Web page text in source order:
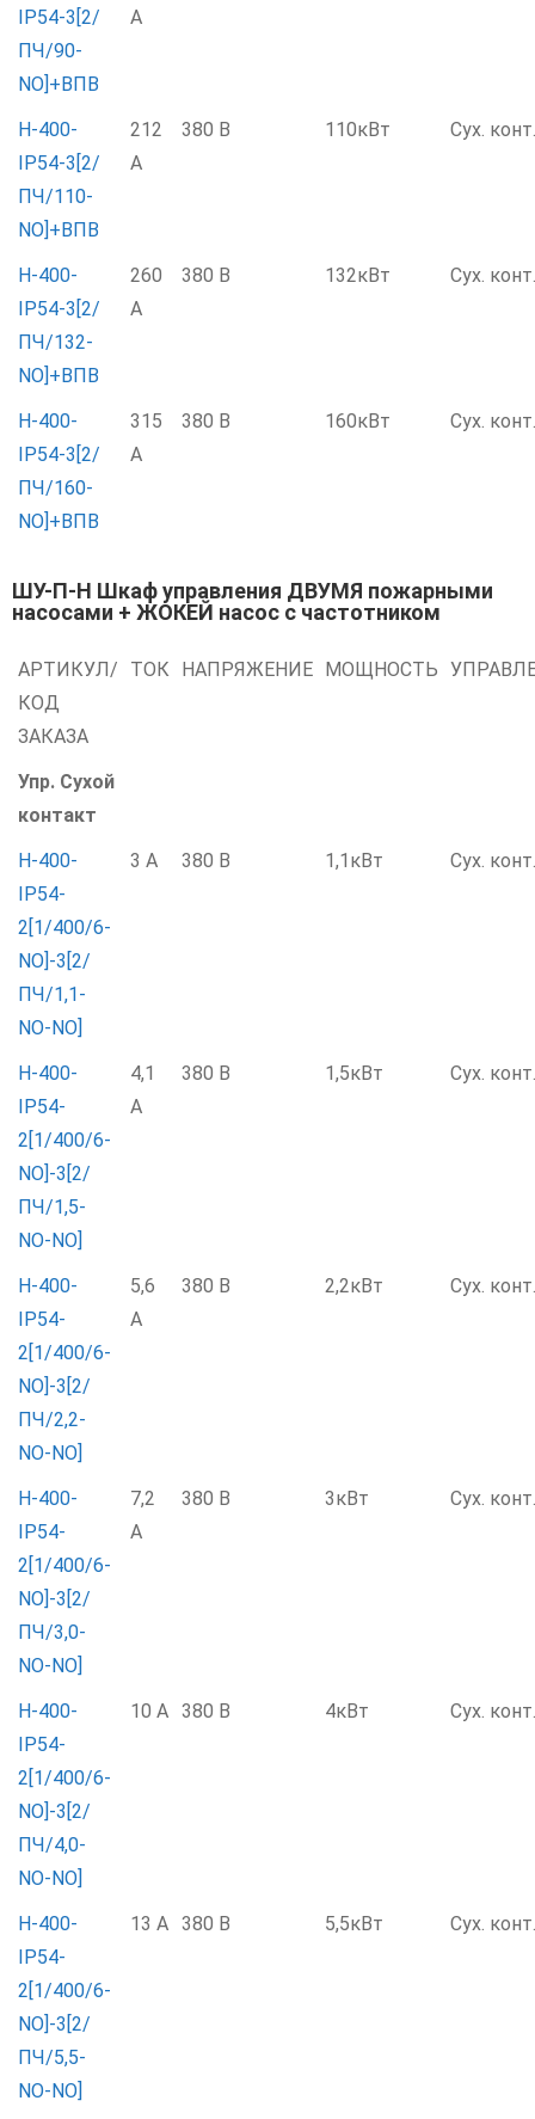
IP54-3[2/
ПЧ/90-
NO]+ВПВ
А
Н-400-
IP54-3[2/
ПЧ/110-
NO]+ВПВ
212
А
380 В 110кВт Сух.
Н-400-
IP54-3[2/
ПЧ/132-
NO]+ВПВ
260
А
380 В 132кВт Сух.
Н-400-
IP54-3[2/
ПЧ/160-
NO]+ВПВ
315
А
380 В 160кВт Сух.
ШУ-П-Н Шкаф управления ДВУМЯ пожарными
насосами + ЖОКЕЙ насос с частотником
АРТИКУЛ/
КОД
ЗАКАЗА
ТОК НАПРЯЖЕНИЕ МОЩНОСТЬ
Упр. Сухой
контакт
Н-400-
IP54-
2[1/400/6-
NO]-3[2/
ПЧ/1,1-
NO-NO]
3 А 380 В 1,1кВт Сух.
Н-400-
IP54-
2[1/400/6-
NO]-3[2/
ПЧ/1,5-
NO-NO]
4,1
А
380 В 1,5кВт Сух.
Н-400-
IP54-
2[1/400/6-
NO]-3[2/
ПЧ/2,2-
NO-NO]
5,6
А
380 В 2,2кВт Сух.
Н-400-
IP54-
2[1/400/6-
NO]-3[2/
ПЧ/3,0-
NO-NO]
7,2
А
380 В 3кВт Сух.
Н-400-
IP54-
2[1/400/6-
NO]-3[2/
ПЧ/4,0-
NO-NO]
10 А 380 В 4кВт Сух.
Н-400-
IP54-
2[1/400/6-
NO]-3[2/
ПЧ/5,5-
NO-NO]
13 А 380 В 5,5кВт Сух.